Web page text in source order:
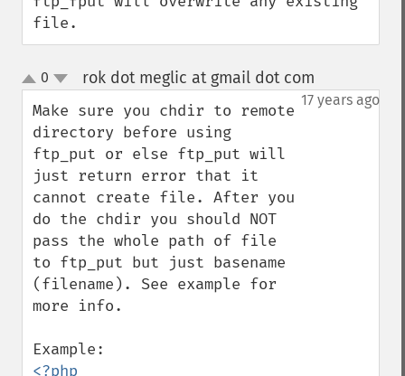
file.
up
down
0 rok dot meglic at gmail dot com
17 years ago
Make sure you chdir to remote
directory before using
ftp_put or else ftp_put will
just return error that it
cannot create file. After you
do the chdir you should NOT
pass the whole path of file
to ftp_put but just basename
(filename). See example for
more info.
<?php